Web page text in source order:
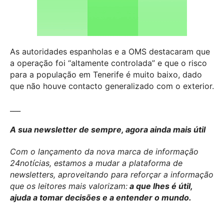
As autoridades espanholas e a OMS destacaram que
a operação foi “altamente controlada” e que o risco
para a população em Tenerife é muito baixo, dado
que não houve contacto generalizado com o exterior.
A sua newsletter de sempre, agora ainda mais útil
Com o lançamento da nova marca de informação
24notícias, estamos a mudar a plataforma de
newsletters, aproveitando para reforçar a informação
que os leitores mais valorizam: a que lhes é útil,
ajuda a tomar decisões e a entender o mundo.